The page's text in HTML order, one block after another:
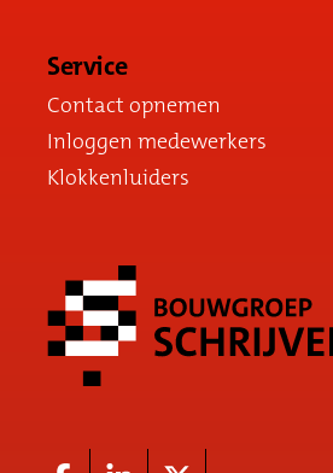
Service
Contact opnemen
Inloggen medewerkers
Klokkenluiders